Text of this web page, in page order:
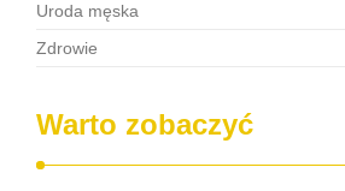
Uroda męska
Zdrowie
Warto zobaczyć